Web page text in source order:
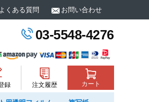
くある質問 お問い合わせ
03-5548-4276
録 注文履歴 カート